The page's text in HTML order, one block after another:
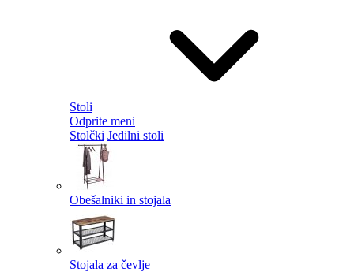
Stoli
Odprite meni
Stolčki Jedilni stoli
Obešalniki in stojala
Stojala za čevlje